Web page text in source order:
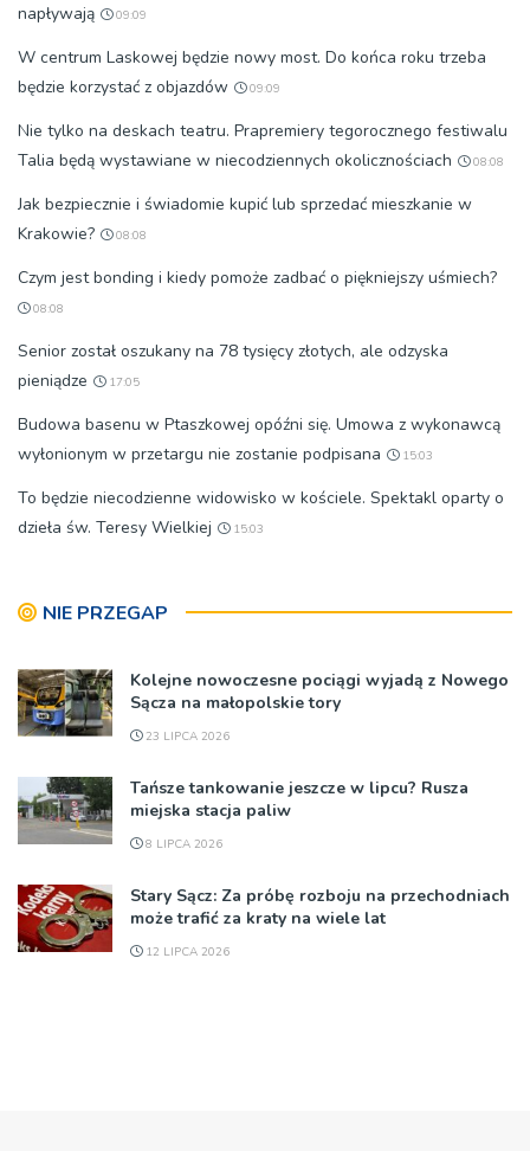
napływają
09:09
W centrum Laskowej będzie nowy most. Do końca roku trzeba
będzie korzystać z objazdów
09:09
Nie tylko na deskach teatru. Prapremiery tegorocznego festiwalu
Talia będą wystawiane w niecodziennych okolicznościach
08:08
Jak bezpiecznie i świadomie kupić lub sprzedać mieszkanie w
Krakowie?
08:08
Czym jest bonding i kiedy pomoże zadbać o piękniejszy uśmiech?
08:08
Senior został oszukany na 78 tysięcy złotych, ale odzyska
pieniądze
17:05
Budowa basenu w Ptaszkowej opóźni się. Umowa z wykonawcą
wyłonionym w przetargu nie zostanie podpisana
15:03
To będzie niecodzienne widowisko w kościele. Spektakl oparty o
dzieła św. Teresy Wielkiej
15:03
NIE PRZEGAP
Kolejne nowoczesne pociągi wyjadą z Nowego
Sącza na małopolskie tory
23 LIPCA 2026
Tańsze tankowanie jeszcze w lipcu? Rusza
miejska stacja paliw
8 LIPCA 2026
Stary Sącz: Za próbę rozboju na przechodniach
może trafić za kraty na wiele lat
12 LIPCA 2026